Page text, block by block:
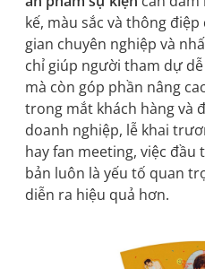
kế, màu sắc và thông
gian chuyên nghiệp và
chỉ giúp người tham dự
mà còn góp phần nâng
trong mắt khách hàng và
doanh nghiệp, lễ khai
hay fan meeting, việc
bản luôn là yếu tố quan
diễn ra hiệu quả hơn.